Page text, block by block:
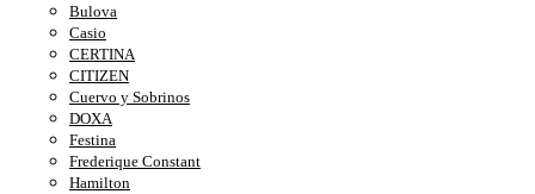
Bulova
Casio
CERTINA
CITIZEN
Cuervo y Sobrinos
DOXA
Festina
Frederique Constant
Hamilton